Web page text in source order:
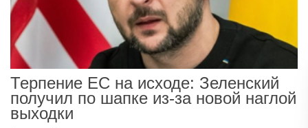
Терпение ЕС на исходе: Зеленский
получил по шапке из-за новой наглой
выходки